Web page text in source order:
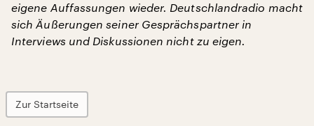
eigene Auffassungen wieder. Deutschlandradio macht
sich Äußerungen seiner Gesprächspartner in
Interviews und Diskussionen nicht zu eigen.
Zur Startseite